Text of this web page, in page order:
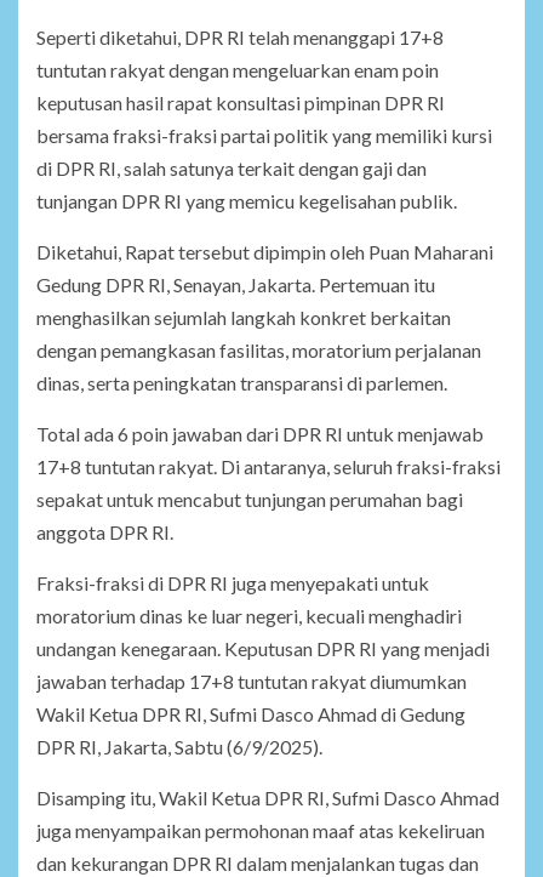
Seperti diketahui, DPR RI telah menanggapi 17+8
tuntutan rakyat dengan mengeluarkan enam poin
keputusan hasil rapat konsultasi pimpinan DPR RI
bersama fraksi-fraksi partai politik yang memiliki kursi
di DPR RI, salah satunya terkait dengan gaji dan
tunjangan DPR RI yang memicu kegelisahan publik.
Diketahui, Rapat tersebut dipimpin oleh Puan Maharani
Gedung DPR RI, Senayan, Jakarta. Pertemuan itu
menghasilkan sejumlah langkah konkret berkaitan
dengan pemangkasan fasilitas, moratorium perjalanan
dinas, serta peningkatan transparansi di parlemen.
Total ada 6 poin jawaban dari DPR RI untuk menjawab
17+8 tuntutan rakyat. Di antaranya, seluruh fraksi-fraksi
sepakat untuk mencabut tunjungan perumahan bagi
anggota DPR RI.
Fraksi-fraksi di DPR RI juga menyepakati untuk
moratorium dinas ke luar negeri, kecuali menghadiri
undangan kenegaraan. Keputusan DPR RI yang menjadi
jawaban terhadap 17+8 tuntutan rakyat diumumkan
Wakil Ketua DPR RI, Sufmi Dasco Ahmad di Gedung
DPR RI, Jakarta, Sabtu (6/9/2025).
Disamping itu, Wakil Ketua DPR RI, Sufmi Dasco Ahmad
juga menyampaikan permohonan maaf atas kekeliruan
dan kekurangan DPR RI dalam menjalankan tugas dan